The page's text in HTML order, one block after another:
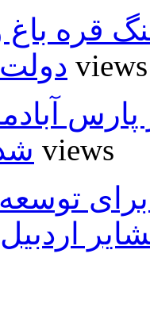
قره
5 views
4 views
ریال